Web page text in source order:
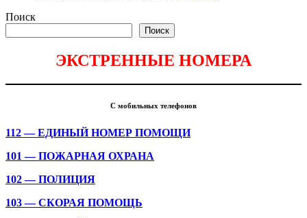
Поиск
Поиск
ЭКСТРЕННЫЕ НОМЕРА
С мобильных телефонов
112 — ЕДИНЫЙ НОМЕР ПОМОЩИ
101 — ПОЖАРНАЯ ОХРАНА
102 — ПОЛИЦИЯ
103 — СКОРАЯ ПОМОЩЬ